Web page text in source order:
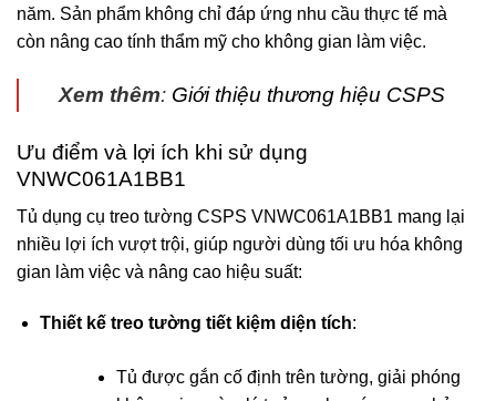
năm. Sản phẩm không chỉ đáp ứng nhu cầu thực tế mà
còn nâng cao tính thẩm mỹ cho không gian làm việc.
Xem thêm: Giới thiệu thương hiệu CSPS
Ưu điểm và lợi ích khi sử dụng
VNWC061A1BB1
Tủ dụng cụ treo tường CSPS VNWC061A1BB1 mang lại
nhiều lợi ích vượt trội, giúp người dùng tối ưu hóa không
gian làm việc và nâng cao hiệu suất:
Thiết kế treo tường tiết kiệm diện tích:
Tủ được gắn cố định trên tường, giải phóng